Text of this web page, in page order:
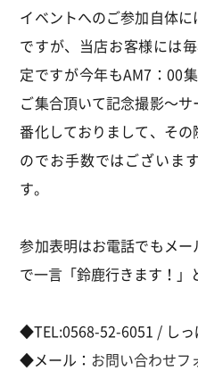
イベントへのご参加自体
ですが、当店お客様には
定ですが今年もAM7：00
ご集合頂いて記念撮影～
番化しておりまして、そ
のでお手数ではございま
す。
参加表明はお電話でもメ
で一言「鈴鹿行きます！」
◆TEL:0568-52-6051 / しっ
◆メール： お問い合わせフ